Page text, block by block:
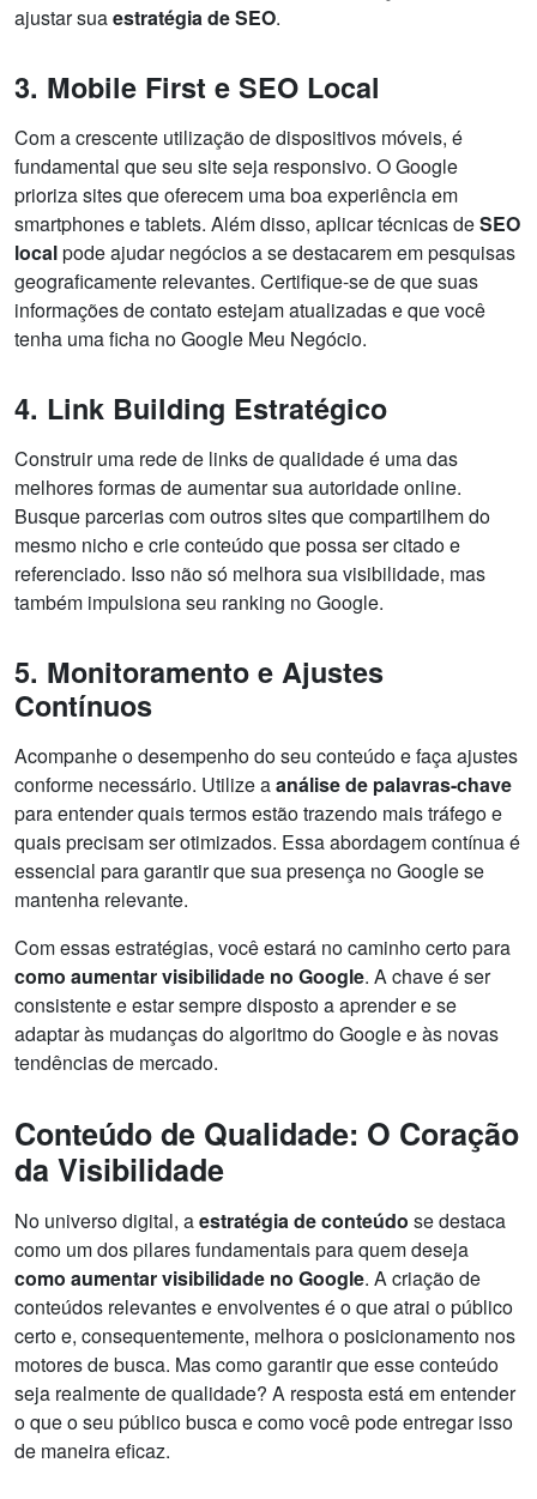
ajustar suaestratégia de SEO.
3. Mobile First e SEO Local
Com a crescente utilização de dispositivos móveis, é
fundamental que seu site seja responsivo. O Google
prioriza sites que oferecem uma boa experiência em
smartphones e tablets. Além disso, aplicar técnicas deSEO
localpode ajudar negócios a se destacarem em pesquisas
geograficamente relevantes. Certifique-se de que suas
informações de contato estejam atualizadas e que você
tenha uma ficha no Google Meu Negócio.
4. Link Building Estratégico
Construir uma rede de links de qualidade é uma das
melhores formas de aumentar sua autoridade online.
Busque parcerias com outros sites que compartilhem do
mesmo nicho e crie conteúdo que possa ser citado e
referenciado. Isso não só melhora sua visibilidade, mas
também impulsiona seu ranking no Google.
5. Monitoramento e Ajustes
Contínuos
Acompanhe o desempenho do seu conteúdo e faça ajustes
conforme necessário. Utilize aanálise de palavras-chave
para entender quais termos estão trazendo mais tráfego e
quais precisam ser otimizados. Essa abordagem contínua é
essencial para garantir que sua presença no Google se
mantenha relevante.
Com essas estratégias, você estará no caminho certo para
como aumentar visibilidade no Google. A chave é ser
consistente e estar sempre disposto a aprender e se
adaptar às mudanças do algoritmo do Google e às novas
tendências de mercado.
Conteúdo de Qualidade: O Coração
da Visibilidade
No universo digital, aestratégia de conteúdo se destaca
como um dos pilares fundamentais para quem deseja
como aumentar visibilidade no Google. A criação de
conteúdos relevantes e envolventes é o que atrai o público
certo e, consequentemente, melhora o posicionamento nos
motores de busca. Mas como garantir que esse conteúdo
seja realmente de qualidade? A resposta está em entender
o que o seu público busca e como você pode entregar isso
de maneira eficaz.